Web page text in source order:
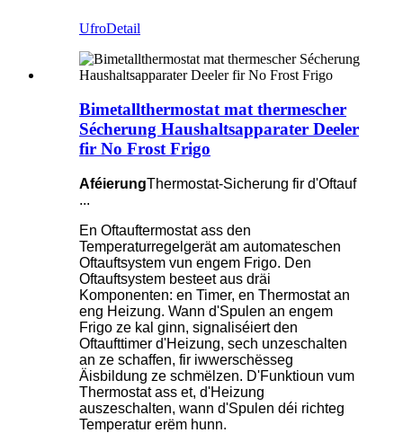
UfroDetail
Bimetallthermostat mat thermescher
Sécherung Haushaltsapparater Deeler
fir No Frost Frigo
AféierungThermostat-Sicherung fir d'Oftauf
...
En Oftauftermostat ass den
Temperaturregelgerät am automateschen
Oftauftsystem vun engem Frigo. Den
Oftauftsystem besteet aus dräi
Komponenten: en Timer, en Thermostat an
eng Heizung. Wann d'Spulen an engem
Frigo ze kal ginn, signaliséiert den
Oftaufttimer d'Heizung, sech unzeschalten
an ze schaffen, fir iwwerschësseg
Äisbildung ze schmëlzen. D'Funktioun vum
Thermostat ass et, d'Heizung
auszeschalten, wann d'Spulen déi richteg
Temperatur erëm hunn.